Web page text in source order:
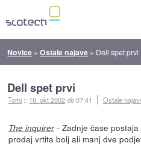
Novice »Ostale najave » Dell spet prvi
Dell spet prvi
Tomi :: 18. okt 2002ob 07:41 Ostale
The inquirer- Zadnje čase postaja
prodaj vrtita bolj ali manj dve